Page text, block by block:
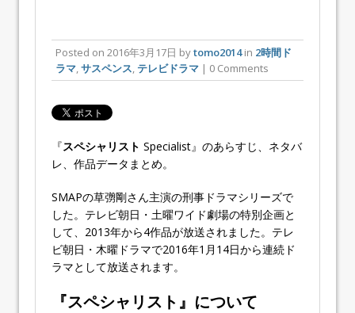
Posted on 2016年3月17日 bytomo2014in 2時間ド
ラマ,サスペンス, テレビドラマ | 0 Comments
『スペシャリスト Specialist』のあらすじ、ネタバ
レ、作品データまとめ。
SMAPの草彅剛さん主演の刑事ドラマシリーズで
した。テレビ朝日・土曜ワイド劇場の特別企画と
して、2013年から4作品が放送されました。テレ
ビ朝日・木曜ドラマで2016年1月14日から連続ド
ラマとして放送されます。
『スペシャリスト』について